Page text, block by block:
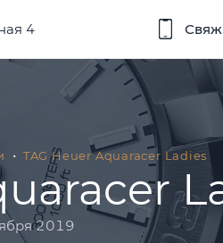
4
TAG Heuer Aquaracer Ladies
2019